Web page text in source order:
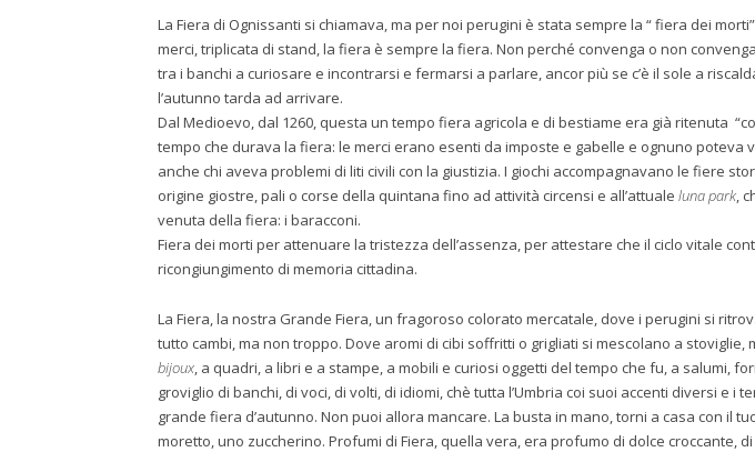
La Fiera di Ognissanti si chiamava, ma per noi perugini è stata sempre la “ fiera dei
merci, triplicata di stand, la fiera è sempre la fiera. Non perché convenga o non
tra i banchi a curiosare e incontrarsi e fermarsi a parlare, ancor più se c’è il sole a
l’autunno tarda ad arrivare.
Dal Medioevo, dal 1260, questa un tempo fiera agricola e di bestiame era già ritenuta
tempo che durava la fiera: le merci erano esenti da imposte e gabelle e ognuno poteva
anche chi aveva problemi di liti civili con la giustizia. I giochi accompagnavano le fiere
origine giostre, pali o corse della quintana fino ad attività circensi e all’attuale luna park,
venuta della fiera: i baracconi.
Fiera dei morti per attenuare la tristezza dell’assenza, per attestare che il ciclo vitale
ricongiungimento di memoria cittadina.
La Fiera, la nostra Grande Fiera, un fragoroso colorato mercatale, dove i perugini si
tutto cambi, ma non troppo. Dove aromi di cibi soffritti o grigliati si mescolano a stoviglie,
bijoux, a quadri, a libri e a stampe, a mobili e curiosi oggetti del tempo che fu, a salumi,
groviglio di banchi, di voci, di volti, di idiomi, chè tutta l’Umbria coi suoi accenti diversi e i
grande fiera d’autunno. Non puoi allora mancare. La busta in mano, torni a casa con il
moretto, uno zuccherino. Profumi di Fiera, quella vera, era profumo di dolce croccante,